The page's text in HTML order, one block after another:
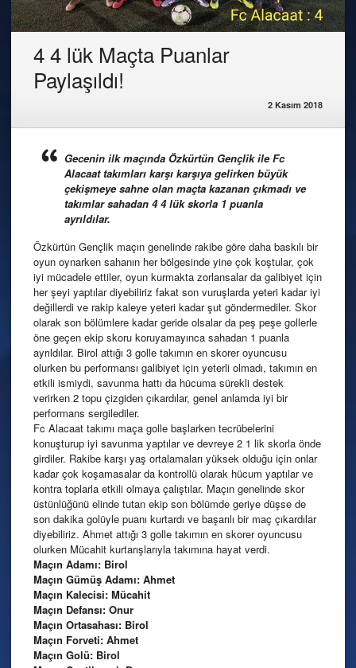
4 4 lük Maçta Puanlar
Paylaşıldı!
2 Kasım 2018
Gecenin ilk maçında Özkürtün Gençlik ile Fc
Alacaat takımları karşı karşıya gelirken büyük
çekişmeye sahne olan maçta kazanan çıkmadı ve
takımlar sahadan 4 4 lük skorla 1 puanla
ayrıldılar.
Özkürtün Gençlik maçın genelinde rakibe göre daha baskılı bir
oyun oynarken sahanın her bölgesinde yine çok koştular, çok
iyi mücadele ettiler, oyun kurmakta zorlansalar da galibiyet için
her şeyi yaptılar diyebiliriz fakat son vuruşlarda yeteri kadar iyi
değillerdi ve rakip kaleye yeteri kadar şut göndermediler. Skor
olarak son bölümlere kadar geride olsalar da peş peşe gollerle
öne geçen ekip skoru koruyamayınca sahadan 1 puanla
ayrıldılar. Birol attığı 3 golle takımın en skorer oyuncusu
olurken bu performansı galibiyet için yeterli olmadı, takımın en
etkili ismiydi, savunma hattı da hücuma sürekli destek
verirken 2 topu çizgiden çıkardılar, genel anlamda iyi bir
performans sergilediler.
Fc Alacaat takımı maça golle başlarken tecrübelerini
konuşturup iyi savunma yaptılar ve devreye 2 1 lik skorla önde
girdiler. Rakibe karşı yaş ortalamaları yüksek olduğu için onlar
kadar çok koşamasalar da kontrollü olarak hücum yaptılar ve
kontra toplarla etkili olmaya çalıştılar. Maçın genelinde skor
üstünlüğünü elinde tutan ekip son bölümde geriye düşse de
son dakika golüyle puanı kurtardı ve başarılı bir maç çıkardılar
diyebiliriz. Ahmet attığı 3 golle takımın en skorer oyuncusu
olurken Mücahit kurtarışlarıyla takımına hayat verdi.
Maçın Adamı: Birol
Maçın Gümüş Adamı: Ahmet
Maçın Kalecisi: Mücahit
Maçın Defansı: Onur
Maçın Ortasahası: Birol
Maçın Forveti: Ahmet
Maçın Golü: Birol